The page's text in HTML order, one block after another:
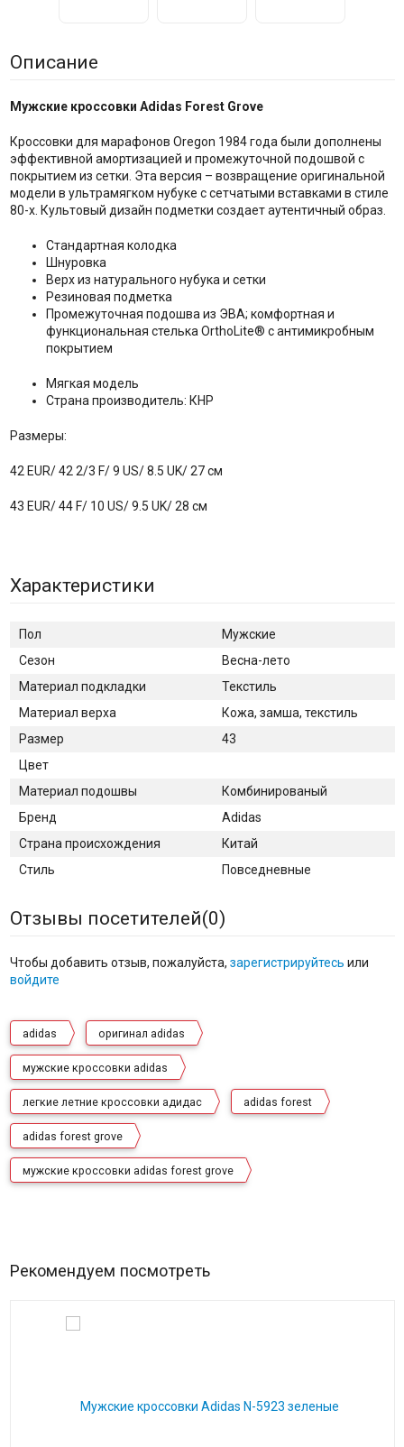
Описание
Мужские кроссовки Adidas Forest Grove
Кроссовки для марафонов Oregon 1984 года были дополнены
эффективной амортизацией и промежуточной подошвой с
покрытием из сетки. Эта версия – возвращение оригинальной
модели в ультрамягком нубуке с сетчатыми вставками в стиле
80-х. Культовый дизайн подметки создает аутентичный образ.
Стандартная колодка
Шнуровка
Верх из натурального нубука и сетки
Резиновая подметка
Промежуточная подошва из ЭВА; комфортная и
функциональная стелька OrthoLite® с антимикробным
покрытием
Мягкая модель
Страна производитель: КНР
Размеры:
42 EUR/ 42 2/3 F/ 9 US/ 8.5 UK/ 27 см
43 EUR/ 44 F/ 10 US/ 9.5 UK/ 28 см
Характеристики
Пол
Мужские
Сезон
Весна-лето
Материал подкладки
Текстиль
Материал верха
Кожа, замша, текстиль
Размер
43
Цвет
Материал подошвы
Комбинированый
Бренд
Adidas
Страна происхождения
Китай
Стиль
Повседневные
Отзывы посетителей(0)
Чтобы добавить отзыв, пожалуйста, зарегистрируйтесь или
войдите
adidas оригинал adidas
мужские кроссовки adidas
легкие летние кроссовки адидас adidas forest
adidas forest grove
мужские кроссовки adidas forest grove
Рекомендуем посмотреть